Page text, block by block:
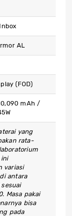
AL
(FOD)
mAh /
yang
rata-
ini
variasi
antara
Masa pakai
bisa
pada